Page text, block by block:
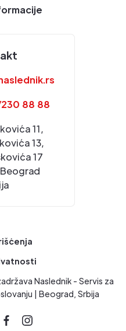
230 88 88
11,
13,
17
Naslednik - Servis za
| Beograd, Srbija